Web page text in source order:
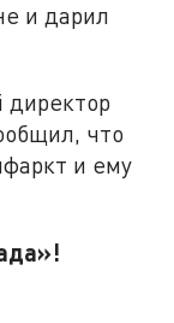
и дарил
что
и ему